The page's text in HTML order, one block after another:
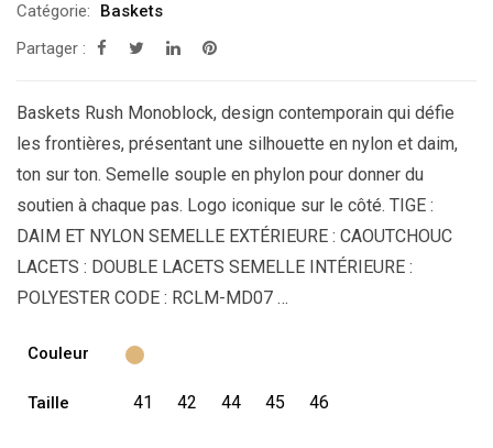
Catégorie:
Baskets
Partager :
Baskets Rush Monoblock, design contemporain qui défie
les frontières, présentant une silhouette en nylon et daim,
ton sur ton. Semelle souple en phylon pour donner du
soutien à chaque pas. Logo iconique sur le côté. TIGE :
DAIM ET NYLON SEMELLE EXTÉRIEURE : CAOUTCHOUC
LACETS : DOUBLE LACETS SEMELLE INTÉRIEURE :
POLYESTER CODE : RCLM-MD07 …
Couleur
Taille 41 42 44 45 46